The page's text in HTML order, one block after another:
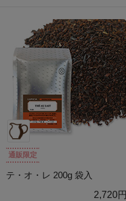
通販限定
テ・オ・レ 200g 袋入
2,720円